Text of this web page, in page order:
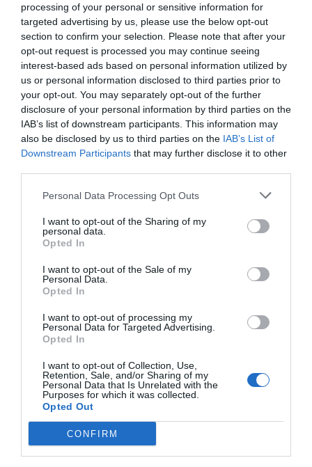
processing of your personal or sensitive information for
targeted advertising by us, please use the below opt-out
section to confirm your selection. Please note that after your
opt-out request is processed you may continue seeing
interest-based ads based on personal information utilized by
us or personal information disclosed to third parties prior to
your opt-out. You may separately opt-out of the further
disclosure of your personal information by third parties on the
IAB’s list of downstream participants. This information may
also be disclosed by us to third parties on the IAB’s List of
Downstream Participants that may further disclose it to other
Personal Data Processing Opt Outs
I want to opt-out of the Sharing of my
personal data.
Opted In
I want to opt-out of the Sale of my
Personal Data.
Opted In
I want to opt-out of processing my
Personal Data for Targeted Advertising.
Opted In
I want to opt-out of Collection, Use,
Retention, Sale, and/or Sharing of my
Personal Data that Is Unrelated with the
Purposes for which it was collected.
Opted Out
CONFIRM
rekonstrukció eredményeképp az épület
üvegházhatású gázok kibocsátása mintegy
harminc százalékkal csökkent.
Az új színvilág
A kivitelezés szorosan illeszkedik a campus
megújulási stratégiájához, ami a
fenntarthatóságot, a gyakorlatorientált
képzést, valamint az értékalapú tudásátadást
helyezi a középpontba, a comeniusi
A LECHNER JENŐ ÉS WARGA LÁSZLÓ
ÖTVÖZŐ, 1913-BAN ÁTADOTT FŐÉPÜLET
MOST ELŐSZÖR ESETT ÁT TELJES
REKONSTRUKCIÓN.
A műemléki értékek megőrzésével
megvalósuló felújítás során teljesen megújult
a tetőszerkezet és a pala héjazat, új
hőszigetelő nyílászárók és korszerű fűtési-
hűtési rendszert építettek be, valamint
helyreállították a homlokzati stukkókat, a
díszfestéseket és kőszobrokat is. Az épület